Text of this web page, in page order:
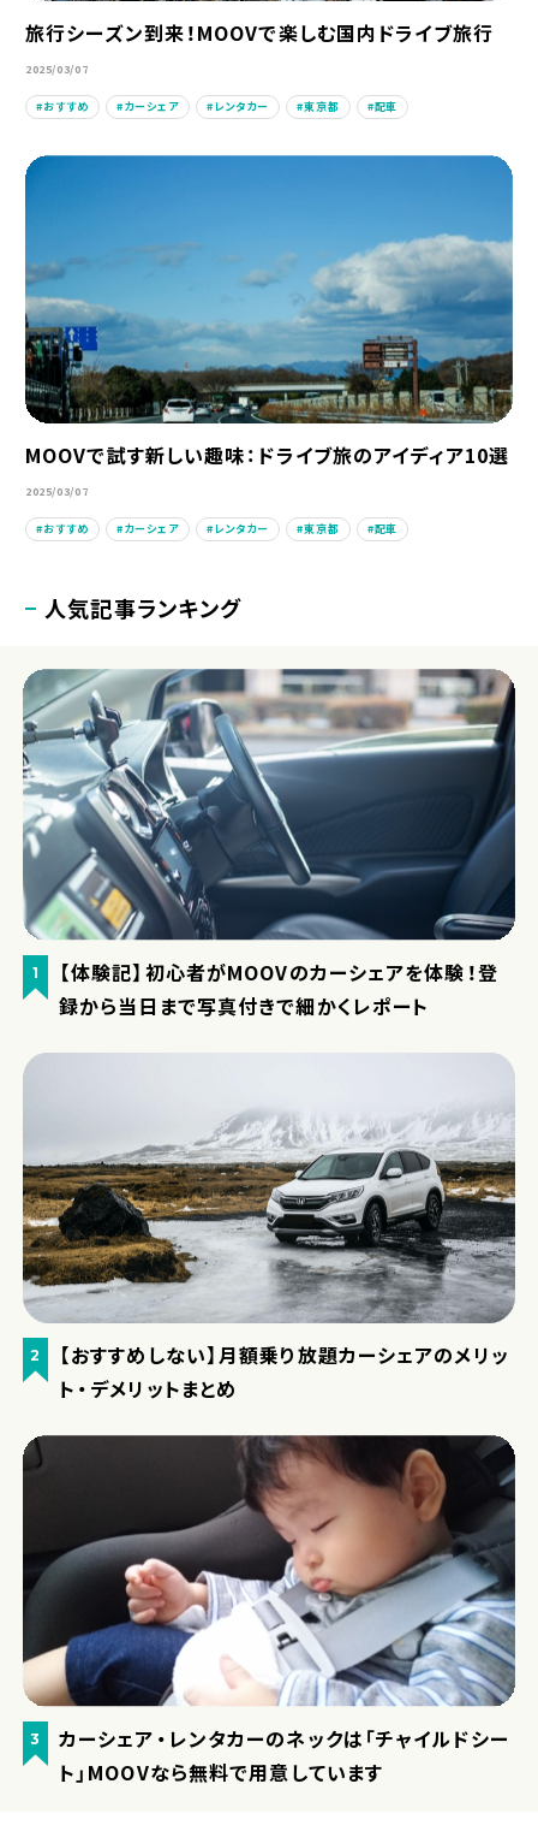
旅行シーズン到来！MOOVで楽しむ国内ドライブ旅行
2025/03/07
おすすめ カーシェア レンタカー 東京都 配車
MOOVで試す新しい趣味：ドライブ旅のアイディア10選
2025/03/07
おすすめ カーシェア レンタカー 東京都 配車
人気記事ランキング
1
【体験記】初心者がMOOVのカーシェアを体験！登
録から当日まで写真付きで細かくレポート
2
【おすすめしない】月額乗り放題カーシェアのメリッ
ト・デメリットまとめ
3
カーシェア・レンタカーのネックは「チャイルドシー
ト」MOOVなら無料で用意しています